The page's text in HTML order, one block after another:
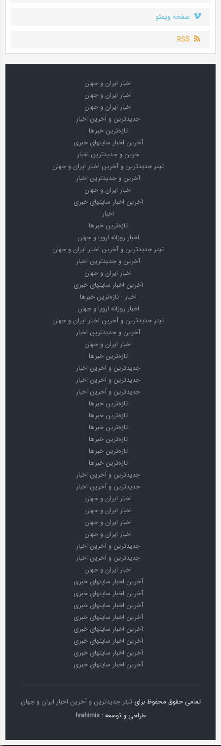
صفحه ویمئو
RSS
اخبار ایران و جهان
اخبار ایران و جهان
اخبار ایران و جهان
جدیدترین و آخرین اخبار
تازه‌ترین خبرها
آخرین اخبار سایتهای خبری
خرین و جدیدترین اخبار
تیتر جدیدترین و آخرین اخبار ایران و جهان
آخرین و جدیدترین اخبار
اخبار ایران و جهان
آخرین اخبار سایتهای خبری
اخبار
تازه‌ترین خبرها
اخبار روزانه اروپا و جهان
تیتر جدیدترین و آخرین اخبار ایران و جهان
آخرین و جدیدترین اخبار
اخبار ایران و جهان
آخرین اخبار سایتهای خبری
اخبار - تازه‌ترین خبرها
اخبار روزانه اروپا و جهان
تیتر جدیدترین و آخرین اخبار ایران و جهان
آخرین و جدیدترین اخبار
اخبار ایران و جهان
تازه‌ترین خبرها
جدیدترین و آخرین اخبار
جدیدترین و آخرین اخبار
جدیدترین و آخرین اخبار
تازه‌ترین خبرها
تازه‌ترین خبرها
تازه‌ترین خبرها
تازه‌ترین خبرها
تازه‌ترین خبرها
تازه‌ترین خبرها
جدیدترین و آخرین اخبار
جدیدترین و آخرین اخبار
اخبار ایران و جهان
اخبار ایران و جهان
اخبار ایران و جهان
اخبار ایران و جهان
جدیدترین و آخرین اخبار
جدیدترین و آخرین اخبار
اخبار ایران و جهان
آخرین اخبار سایتهای خبری
آخرین اخبار سایتهای خبری
آخرین اخبار سایتهای خبری
آخرین اخبار سایتهای خبری
آخرین اخبار سایتهای خبری
آخرین اخبار سایتهای خبری
آخرین اخبار سایتهای خبری
آخرین اخبار سایتهای خبری
تمامی حقوق محفوظ برای تیتر جدیدترین و آخرین اخبار ایران و جهان
طراحی و توسعه : hrahimis